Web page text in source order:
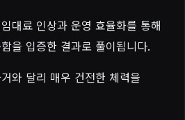
대료 인상과 운영 효율화를 통해
을 입증한 결과로 풀이됩니다.
와 달리 매우 건전한 체력을